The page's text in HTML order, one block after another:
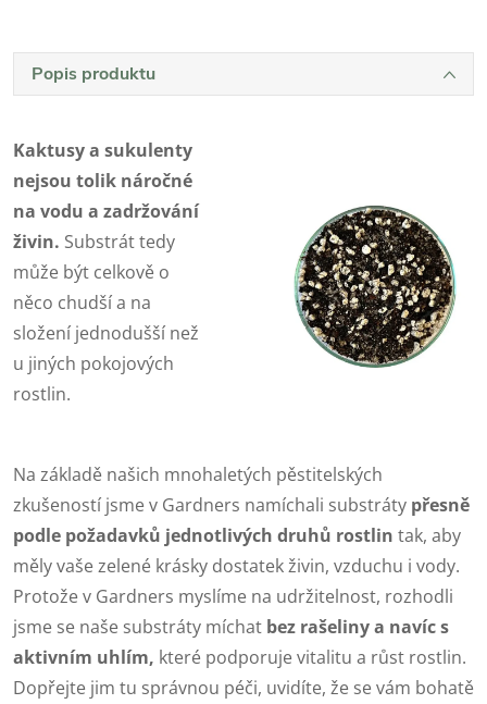
Popis produktu
Kaktusy a sukulenty
nejsou tolik náročné
na vodu a zadržování
živin. Substrát tedy
může být celkově o
něco chudší a na
složení jednodušší než
u jiných pokojových
rostlin.
Na základě našich mnohaletých pěstitelských
zkušeností jsme v Gardners namíchali substráty přesně
podle požadavků jednotlivých druhů rostlin tak, aby
měly vaše zelené krásky dostatek živin, vzduchu i vody.
Protože v Gardners myslíme na udržitelnost, rozhodli
jsme se naše substráty míchat bez rašeliny a navíc s
aktivním uhlím, které podporuje vitalitu a růst rostlin.
Dopřejte jim tu správnou péči, uvidíte, že se vám bohatě